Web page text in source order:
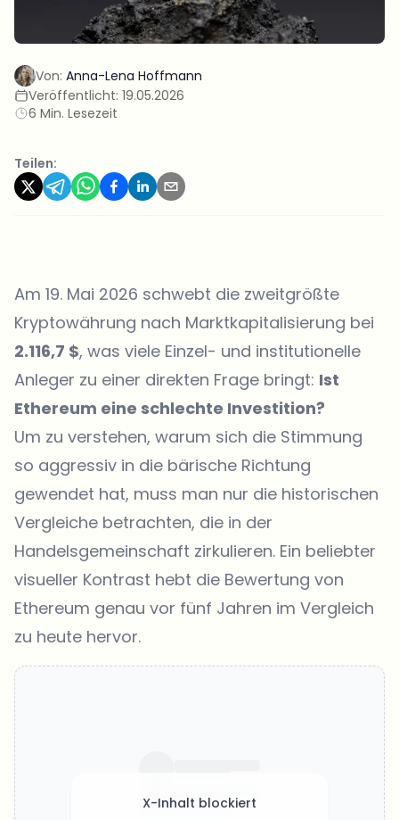
Von: Anna-Lena Hoffmann
Veröffentlicht: 19.05.2026
6 Min. Lesezeit
Teilen:
Am 19. Mai 2026 schwebt die zweitgrößte
Kryptowährung nach Marktkapitalisierung bei
2.116,7 $, was viele Einzel- und institutionelle
Anleger zu einer direkten Frage bringt: Ist
Ethereum eine schlechte Investition?
Um zu verstehen, warum sich die Stimmung
so aggressiv in die bärische Richtung
gewendet hat, muss man nur die historischen
Vergleiche betrachten, die in der
Handelsgemeinschaft zirkulieren. Ein beliebter
visueller Kontrast hebt die Bewertung von
Ethereum genau vor fünf Jahren im Vergleich
zu heute hervor.
X-Inhalt blockiert